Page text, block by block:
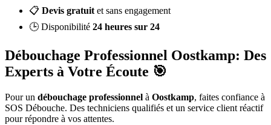
📋 Devis gratuit et sans engagement
🕒 Disponibilité 24 heures sur 24
Débouchage Professionnel Oostkamp: Des
Experts à Votre Écoute 🎯
Pour un débouchage professionnel à Oostkamp, faites confiance à
SOS Débouche. Des techniciens qualifiés et un service client réactif
pour répondre à vos attentes.